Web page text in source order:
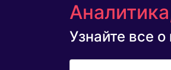
Узнайте все